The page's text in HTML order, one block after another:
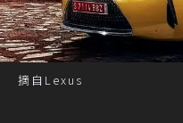
摘自Lexus